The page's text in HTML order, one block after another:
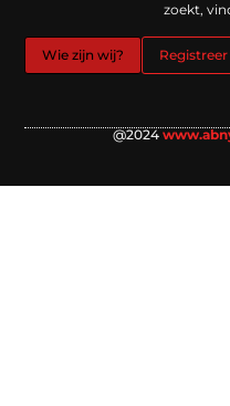
zoekt,
Wie zijn wij? Registreer
@2024